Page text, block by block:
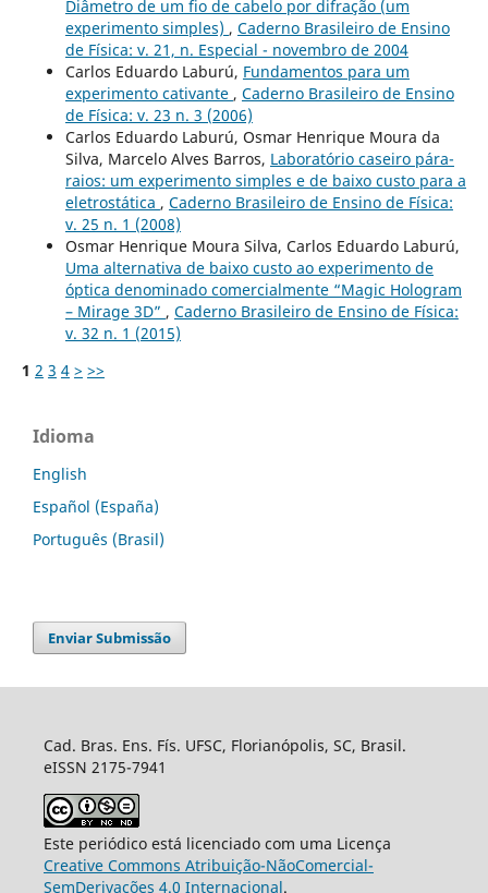
Diâmetro de um fio de cabelo por difração (um
experimento simples) , Caderno Brasileiro de Ensino
de Física: v. 21, n. Especial - novembro de 2004
Carlos Eduardo Laburú, Fundamentos para um
experimento cativante , Caderno Brasileiro de Ensino
de Física: v. 23 n. 3 (2006)
Carlos Eduardo Laburú, Osmar Henrique Moura da
Silva, Marcelo Alves Barros, Laboratório caseiro pára-
raios: um experimento simples e de baixo custo para a
eletrostática , Caderno Brasileiro de Ensino de Física:
v. 25 n. 1 (2008)
Osmar Henrique Moura Silva, Carlos Eduardo Laburú,
Uma alternativa de baixo custo ao experimento de
óptica denominado comercialmente “Magic Hologram
– Mirage 3D” , Caderno Brasileiro de Ensino de Física:
v. 32 n. 1 (2015)
1 2 3 4 > >>
Idioma
English
Español (España)
Português (Brasil)
Enviar Submissão
Cad. Bras. Ens. Fís. UFSC, Florianópolis, SC, Brasil.
eISSN 2175-7941
Este periódico está licenciado com uma Licença
Creative Commons Atribuição-NãoComercial-
SemDerivações 4.0 Internacional.